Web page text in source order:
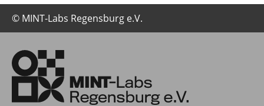
© MINT-Labs Regensburg e.V.